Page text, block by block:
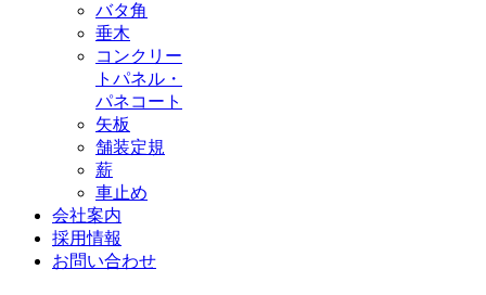
バタ角
垂木
コンクリー
トパネル・
パネコート
矢板
舗装定規
薪
車止め
会社案内
採用情報
お問い合わせ